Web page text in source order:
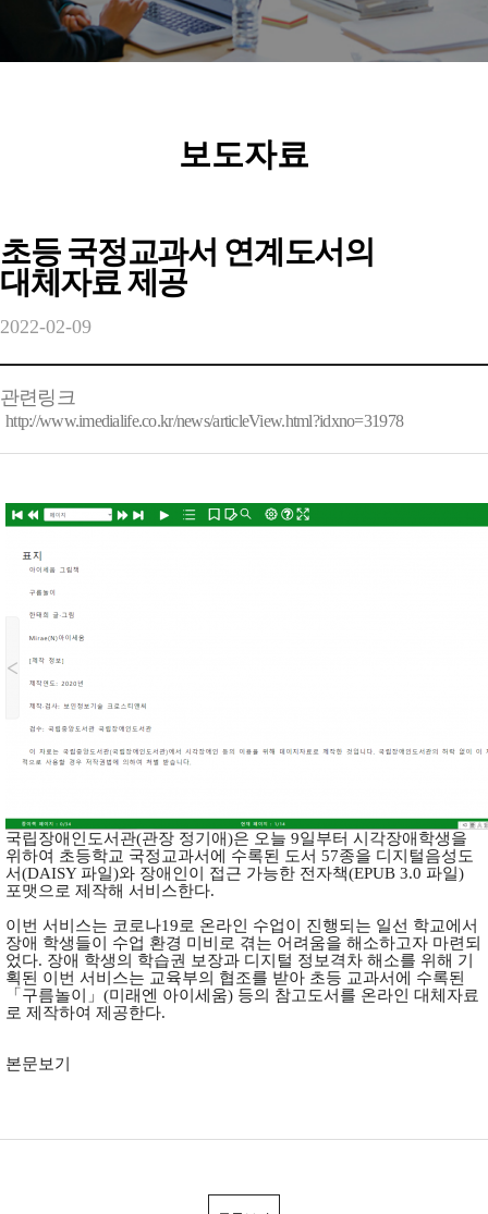
보도자료
초등 국정교과서 연계도서의
대체자료 제공
2022-02-09
관련링크
http://www.imedialife.co.kr/news/articleView.html?idxno=31978
국립장애인도서관(관장 정기애)은 오늘 9일부터 시각장애학생을
위하여 초등학교 국정교과서에 수록된 도서 57종을 디지털음성도
서(DAISY 파일)와 장애인이 접근 가능한 전자책(EPUB 3.0 파일)
포맷으로 제작해 서비스한다.
이번 서비스는 코로나19로 온라인 수업이 진행되는 일선 학교에서
장애 학생들이 수업 환경 미비로 겪는 어려움을 해소하고자 마련되
었다. 장애 학생의 학습권 보장과 디지털 정보격차 해소를 위해 기
획된 이번 서비스는 교육부의 협조를 받아 초등 교과서에 수록된
「구름놀이」(미래엔 아이세움) 등의 참고도서를 온라인 대체자료
로 제작하여 제공한다.
본문보기